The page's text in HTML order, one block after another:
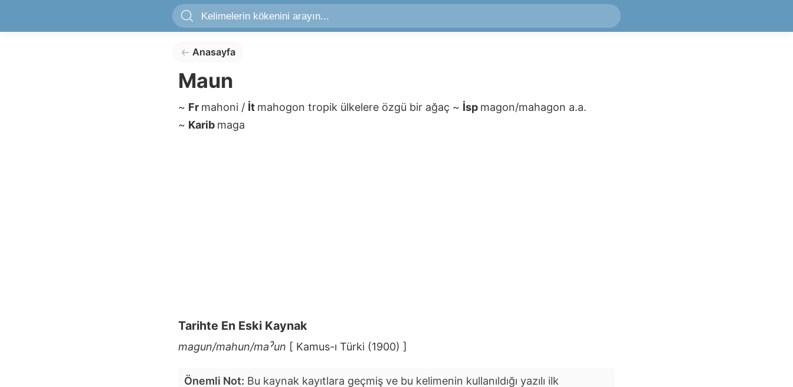
Anasayfa
Maun
~ Fr mahoni / İt mahogon tropik ülkelere özgü bir ağaç ~ İsp magon/mahagon a.a.
~ Karib maga
Tarihte En Eski Kaynak
magun/mahun/maˀun [ Kamus-ı Türki (1900) ]
Önemli Not: Bu kaynak kayıtlara geçmiş ve bu kelimenin kullanıldığı yazılı ilk